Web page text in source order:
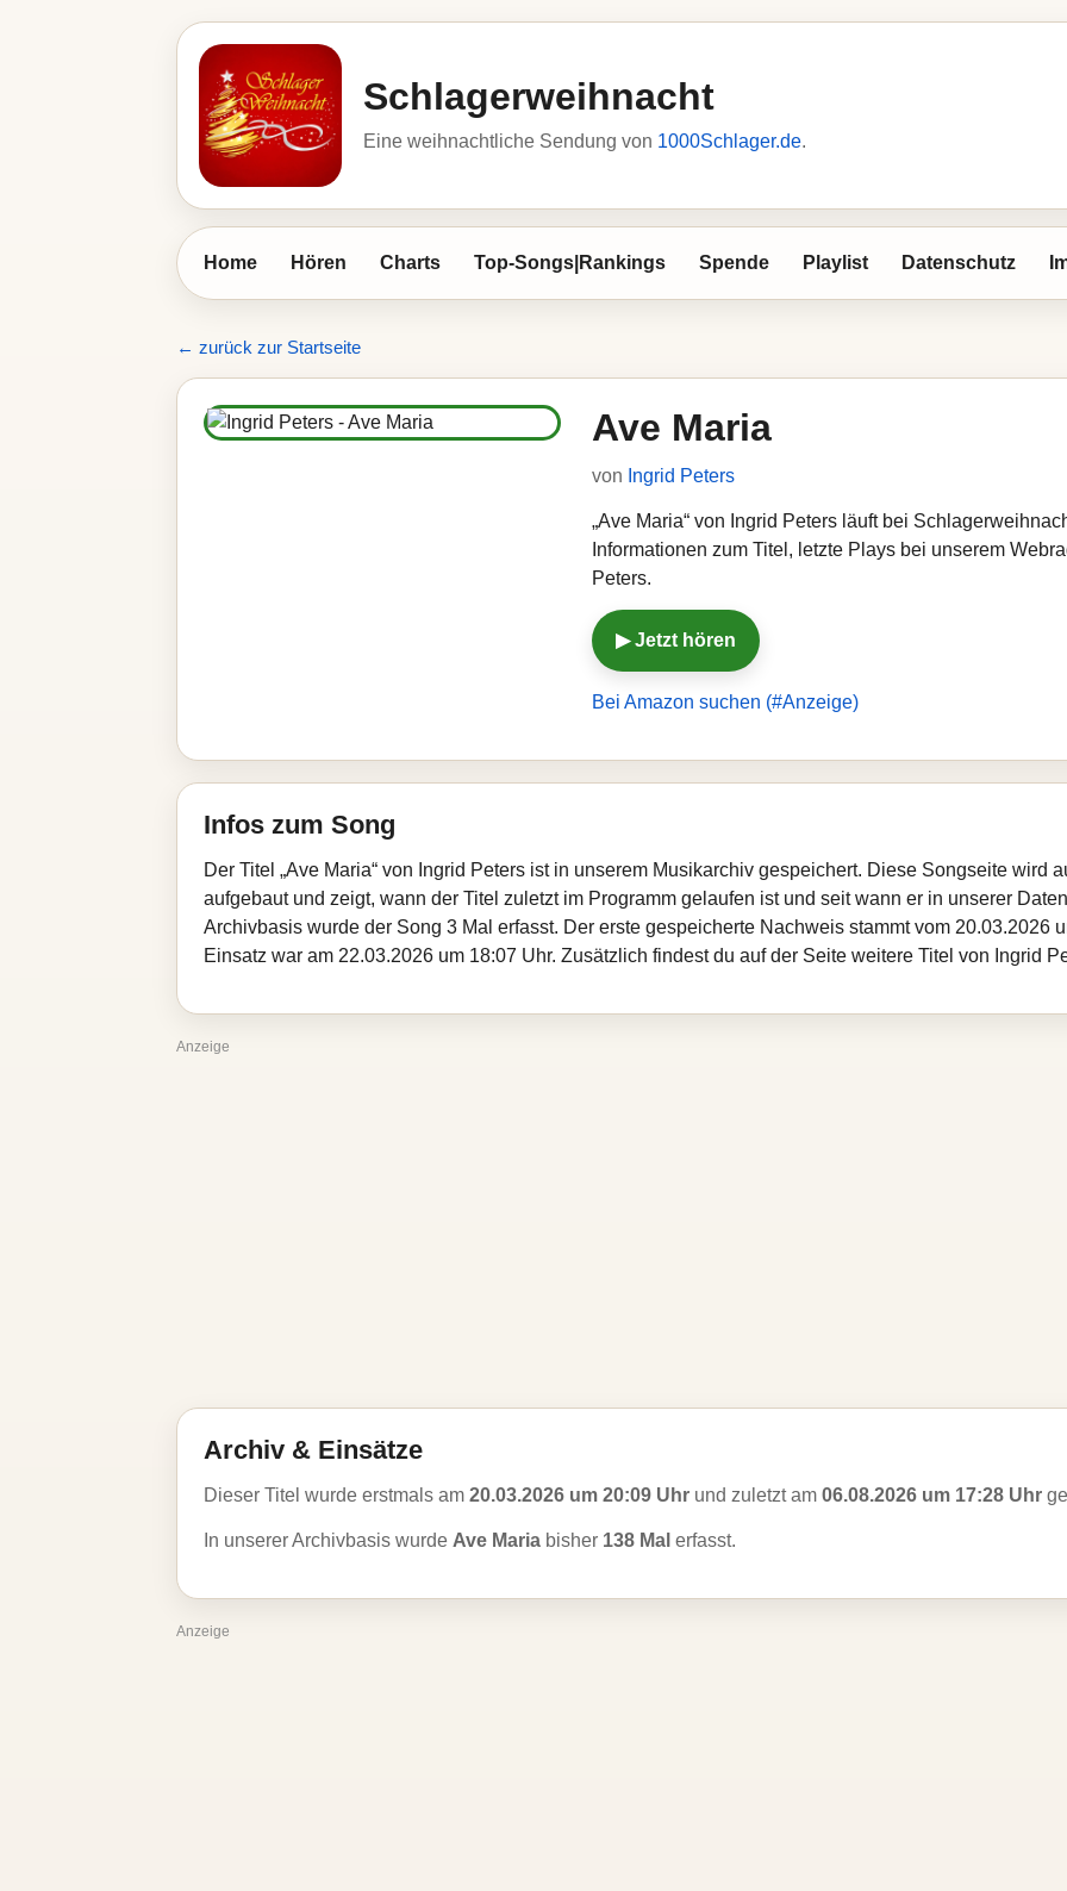
Schlagerweihnacht
Eine weihnachtliche Sendung von 1000Schlager.de.
Home Hören Charts Top-Songs|Rankings Spende Playlist Datenschutz
← zurück zur Startseite
Ave Maria
von Ingrid Peters
„Ave Maria“ von Ingrid Peters läuft bei
Informationen zum Titel, letzte Plays bei unserem
Peters.
▶ Jetzt hören
Bei Amazon suchen (#Anzeige)
Infos zum Song
Der Titel „Ave Maria“ von Ingrid Peters ist in unserem Musikarchiv gespeichert. Diese Songseite wird
aufgebaut und zeigt, wann der Titel zuletzt im Programm gelaufen ist und seit wann er in unserer
Archivbasis wurde der Song 3 Mal erfasst. Der erste gespeicherte Nachweis stammt vom 20.03.2026
Einsatz war am 22.03.2026 um 18:07 Uhr. Zusätzlich findest du auf der Seite weitere Titel von Ingrid
Anzeige
Archiv & Einsätze
Dieser Titel wurde erstmals am 20.03.2026 um 20:09 Uhr und zuletzt am 06.08.2026 um 17:28 Uhr
In unserer Archivbasis wurde Ave Maria bisher 138 Mal erfasst.
Anzeige